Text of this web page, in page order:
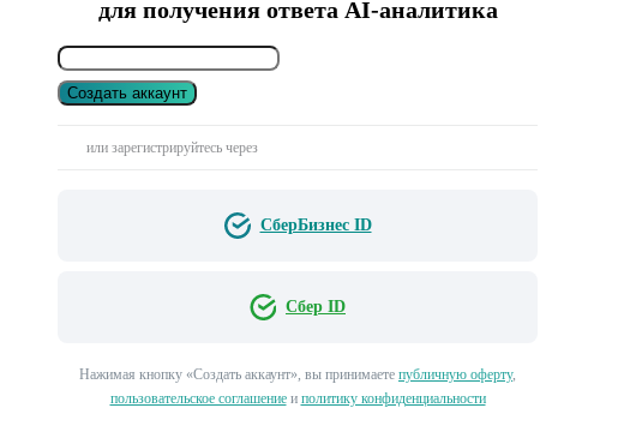
для получения ответа AI-аналитика
Создать аккаунт
или зарегистрируйтесь через
СберБизнес ID
Сбер ID
Нажимая кнопку «Создать аккаунт», вы принимаете публичную оферту,
пользовательское соглашениеи политику конфиденциальности